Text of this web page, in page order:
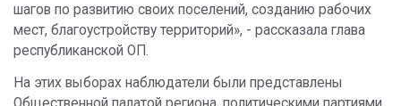
шагов по развитию своих поселений, созданию рабочих
мест, благоустройству территорий», - рассказала глава
республиканской ОП.
На этих выборах наблюдатели были представлены